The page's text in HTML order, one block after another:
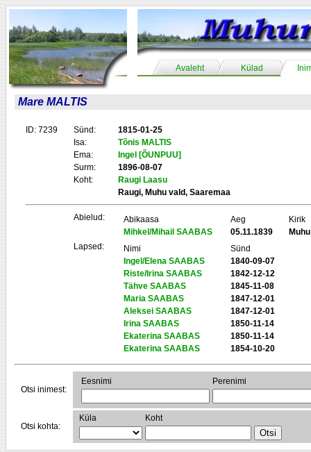
Avaleht Külad
Mare MALTIS
ID: 7239 Sünd:
1815-01-25
Isa:
Tõnis MALTIS
Ema:
Ingel [ÕUNPUU]
Surm:
1896-08-07
Koht:
Raugi Laasu
Raugi, Muhu vald, Saaremaa
Abielud: Abikaasa Aeg
Kirik
Mihkel/Mihail SAABAS
05.11.1839
Muhu
Lapsed:
Nimi
Sünd
Ingel/Elena SAABAS
1840-09-07
Riste/Irina SAABAS
1842-12-12
Tähve SAABAS
1845-11-08
Maria SAABAS
1847-12-01
Aleksei SAABAS
1847-12-01
Irina SAABAS
1850-11-14
Ekaterina SAABAS
1850-11-14
Ekaterina SAABAS
1854-10-20
Otsi inimest:
Eesnimi Perenimi
Otsi kohta:
Küla Koht